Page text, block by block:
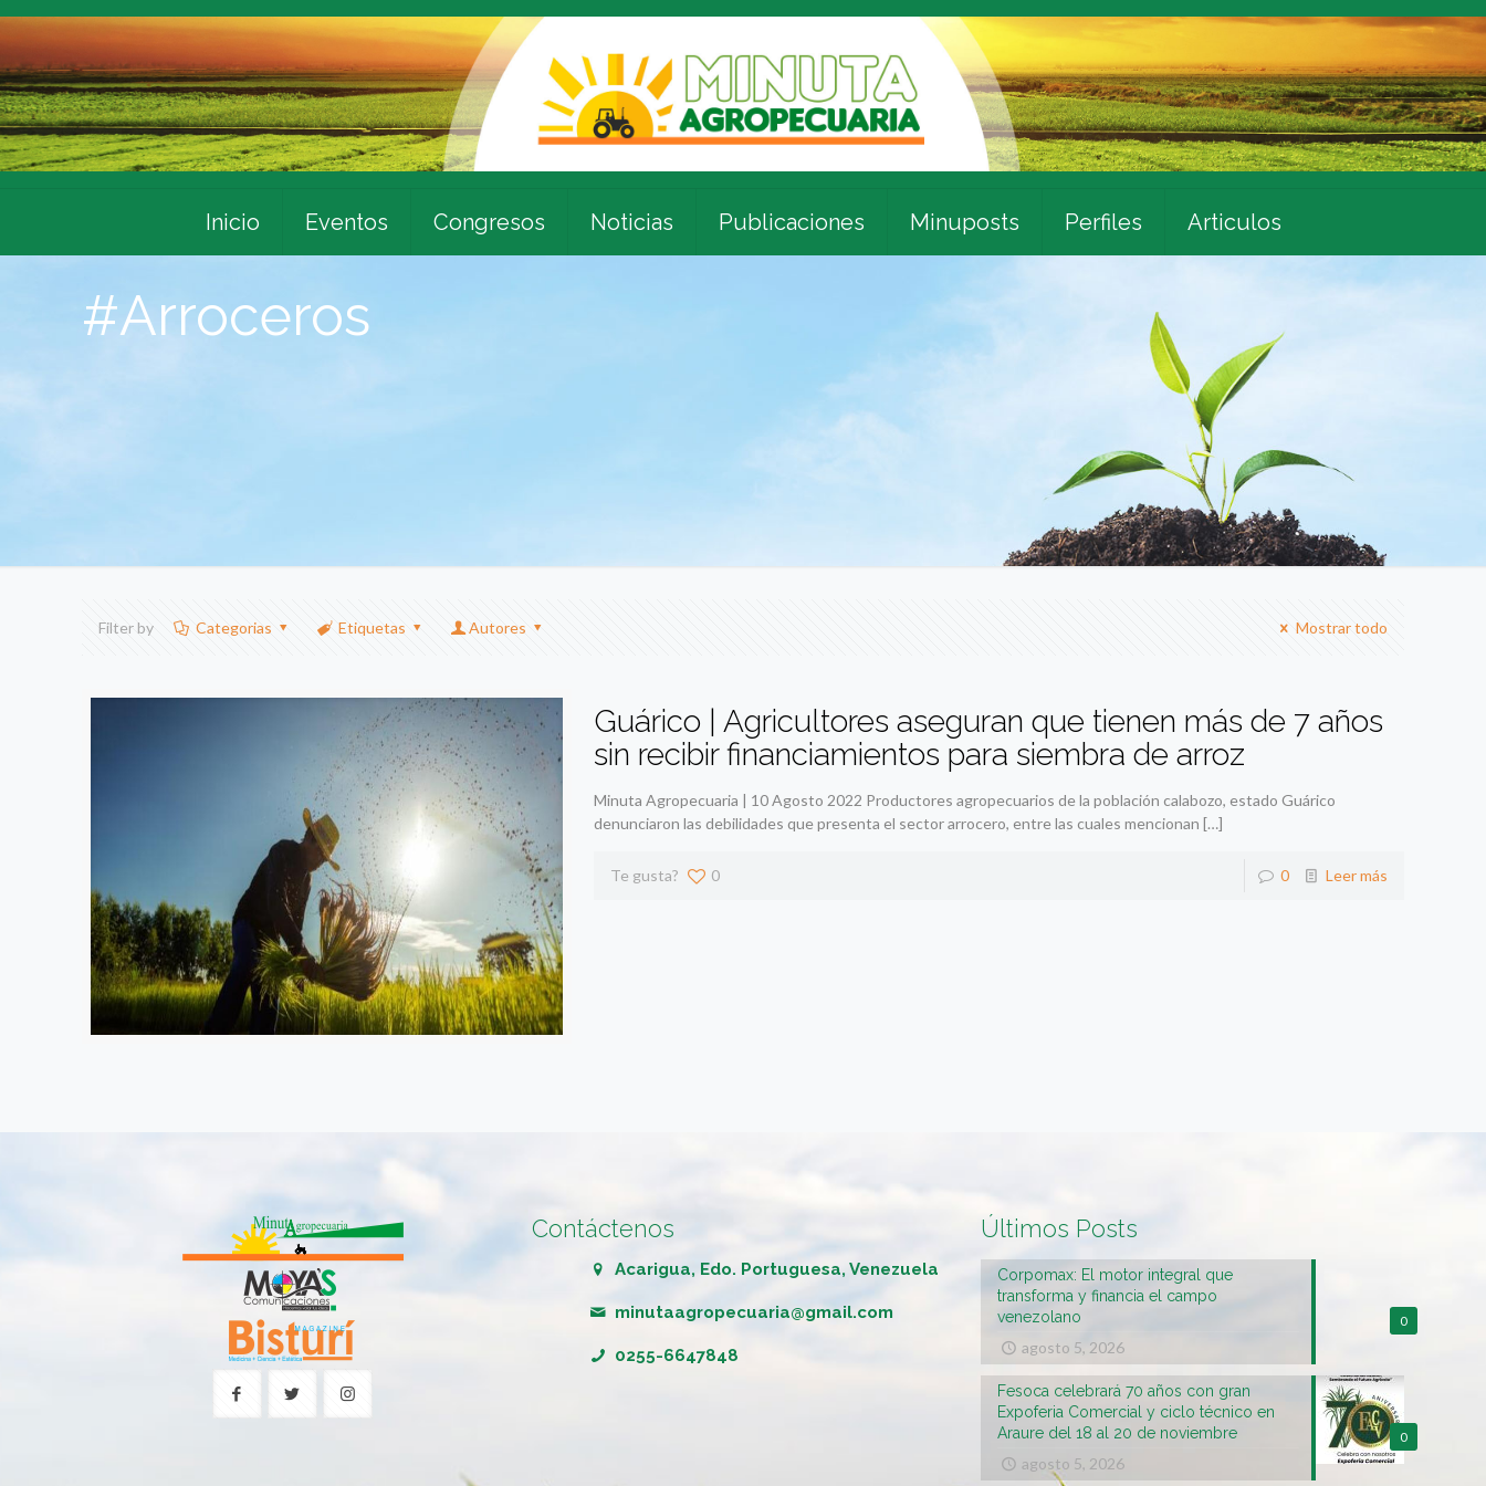
Inicio Eventos Congresos Noticias Publicaciones Minuposts Perfiles Articulos
#Arroceros
Filter by Categorias Etiquetas Autores Mostrar todo
Guárico | Agricultores aseguran que tienen más de 7 años
sin recibir financiamientos para siembra de arroz
Minuta Agropecuaria | 10 Agosto 2022 Productores agropecuarios de la población calabozo, estado Guárico
denunciaron las debilidades que presenta el sector arrocero, entre las cuales mencionan […]
Te gusta? 0 0 Leer más
Contáctenos
Acarigua, Edo. Portuguesa, Venezuela
minutaagropecuaria@gmail.com
0255-6647848
Últimos Posts
0
Corpomax: El motor integral que
transforma y financia el campo
venezolano
agosto 5, 2026
0
Fesoca celebrará 70 años con gran
Expoferia Comercial y ciclo técnico en
Araure del 18 al 20 de noviembre
agosto 5, 2026